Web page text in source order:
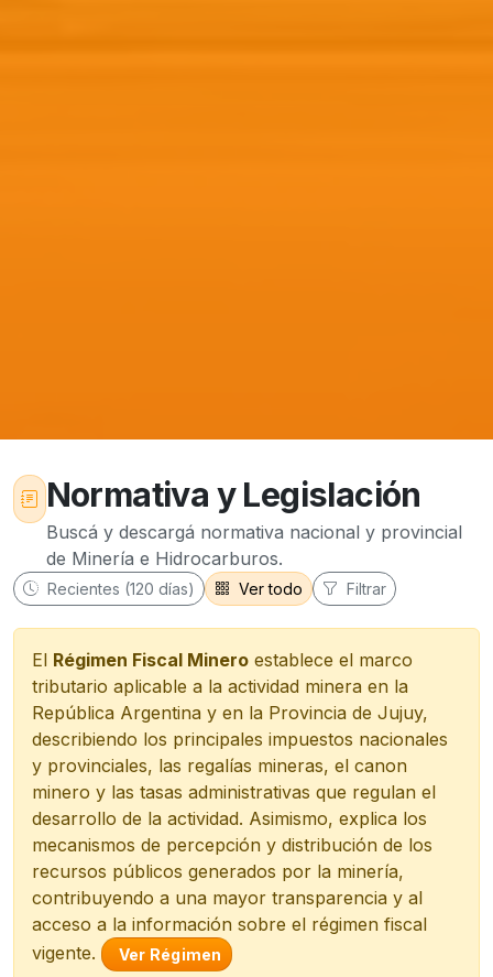
Normativa y Legislación
Buscá y descargá normativa nacional y provincial
de Minería e Hidrocarburos.
Recientes (120 días) Ver todo Filtrar
El Régimen Fiscal Minero establece el marco
tributario aplicable a la actividad minera en la
República Argentina y en la Provincia de Jujuy,
describiendo los principales impuestos nacionales
y provinciales, las regalías mineras, el canon
minero y las tasas administrativas que regulan el
desarrollo de la actividad. Asimismo, explica los
mecanismos de percepción y distribución de los
recursos públicos generados por la minería,
contribuyendo a una mayor transparencia y al
acceso a la información sobre el régimen fiscal
vigente.
Ver Régimen